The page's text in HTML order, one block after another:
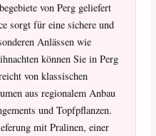
von Perg geliefert
sorgt für eine sichere und
Anlässen wie
können Sie in Perg
von klassischen
aus regionalem Anbau
und Topfpflanzen.
mit Pralinen, einer